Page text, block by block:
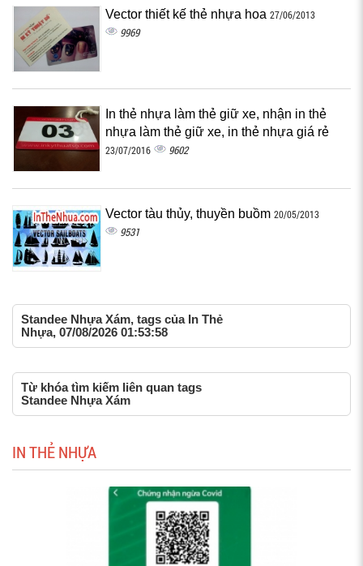
Vector thiết kế thẻ nhựa hoa 27/06/2013
9969
In thẻ nhựa làm thẻ giữ xe, nhận in thẻ
nhựa làm thẻ giữ xe, in thẻ nhựa giá rẻ
23/07/2016 9602
Vector tàu thủy, thuyền buồm 20/05/2013
9531
Standee Nhựa Xám, tags của In Thẻ
Nhựa, 07/08/2026 01:53:58
Từ khóa tìm kiếm liên quan tags
Standee Nhựa Xám
IN THẺ NHỰA